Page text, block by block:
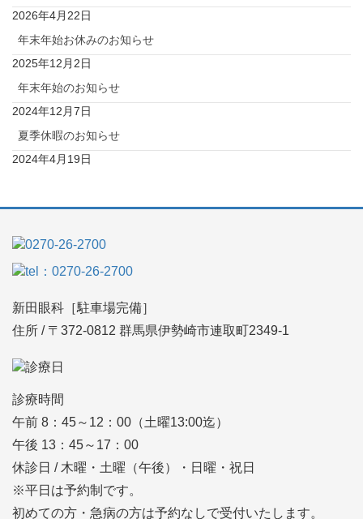
2026年4月22日
年末年始お休みのお知らせ
2025年12月2日
年末年始のお知らせ
2024年12月7日
夏季休暇のお知らせ
2024年4月19日
新田眼科［駐車場完備］
住所 / 〒372-0812 群馬県伊勢崎市連取町2349-1
診療時間
午前 8：45～12：00（土曜13:00迄）
午後 13：45～17：00
休診日 / 木曜・土曜（午後）・日曜・祝日
※平日は予約制です。
初めての方・急病の方は予約なしで受付いたします。